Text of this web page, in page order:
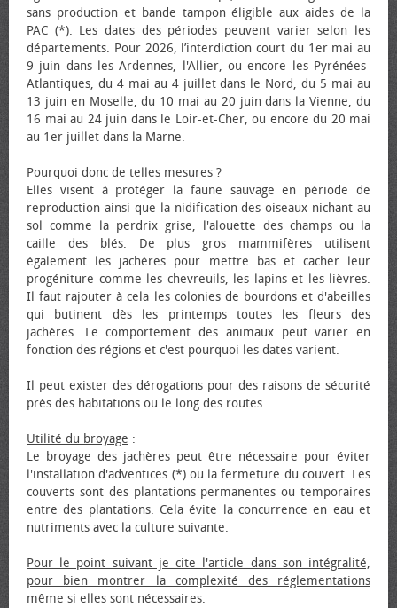
sans production et bande tampon éligible aux aides de la
PAC (*). Les dates des périodes peuvent varier selon les
départements. Pour 2026, l’interdiction court du 1er mai au
9 juin dans les Ardennes, l'Allier, ou encore les Pyrénées-
Atlantiques, du 4 mai au 4 juillet dans le Nord, du 5 mai au
13 juin en Moselle, du 10 mai au 20 juin dans la Vienne, du
16 mai au 24 juin dans le Loir-et-Cher, ou encore du 20 mai
au 1er juillet dans la Marne.
Pourquoi donc de telles mesures ?
Elles visent à protéger la faune sauvage en période de
reproduction ainsi que la nidification des oiseaux nichant au
sol comme la perdrix grise, l'alouette des champs ou la
caille des blés. De plus gros mammifères utilisent
également les jachères pour mettre bas et cacher leur
progéniture comme les chevreuils, les lapins et les lièvres.
Il faut rajouter à cela les colonies de bourdons et d'abeilles
qui butinent dès les printemps toutes les fleurs des
jachères. Le comportement des animaux peut varier en
fonction des régions et c'est pourquoi les dates varient.
Il peut exister des dérogations pour des raisons de sécurité
près des habitations ou le long des routes.
Utilité du broyage :
Le broyage des jachères peut être nécessaire pour éviter
l'installation d'adventices (*) ou la fermeture du couvert. Les
couverts sont des plantations permanentes ou temporaires
entre des plantations. Cela évite la concurrence en eau et
nutriments avec la culture suivante.
Pour le point suivant je cite l'article dans son intégralité,
pour bien montrer la complexité des réglementations
même si elles sont nécessaires.